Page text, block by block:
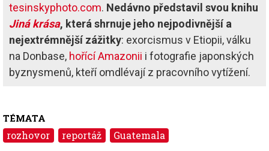
tesinskyphoto.com. Nedávno představil svou knihu
Jiná krása, která shrnuje jeho nejpodivnější a
nejextrémnější zážitky: exorcismus v Etiopii, válku
na Donbase, hořící Amazonii i fotografie japonských
byznysmenů, kteří omdlévají z pracovního vytížení.
TÉMATA
rozhovor reportáž Guatemala